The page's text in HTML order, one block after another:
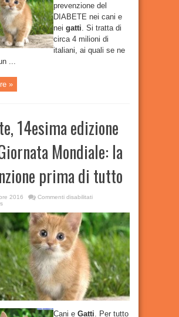
prevenzione del
DIABETE nei cani e
nei gatti. Si tratta di
circa 4 milioni di
italiani, ai quali se ne
...
»
14esima edizione
Mondiale: la
prima di tutto
2016 Commenti disabilitatisu
edizione
della
Giornata
Mondiale:
la
prevenzione
prima
di
tutto
Cani e Gatti . Per tutto